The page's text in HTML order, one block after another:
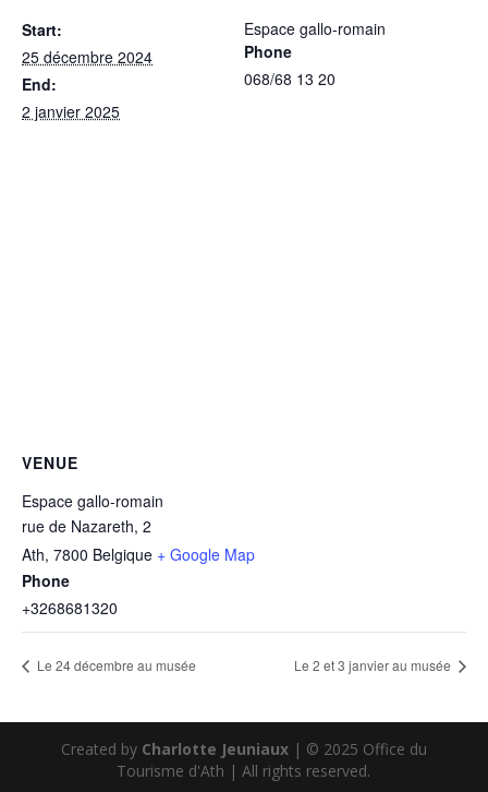
Start:
25 décembre 2024
End:
2 janvier 2025
Espace gallo-romain
Phone
068/68 13 20
VENUE
Espace gallo-romain
rue de Nazareth, 2
Ath, 7800 Belgique + Google Map
Phone
+3268681320
Le 24 décembre au musée Le 2 et 3 janvier au musée
Created by Charlotte Jeuniaux| © 2025 Office du
Tourisme d'Ath | All rights reserved.